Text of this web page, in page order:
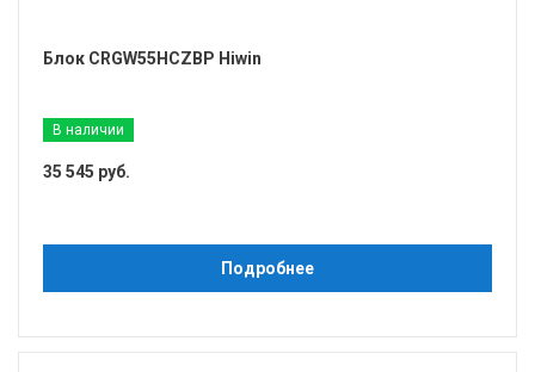
Блок CRGW55HCZBP Hiwin
В наличии
35 545 руб.
Подробнее